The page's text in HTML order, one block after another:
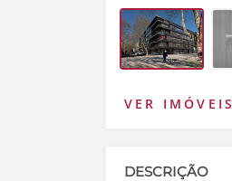
VER IMÓVEIS
DESCRIÇÃO